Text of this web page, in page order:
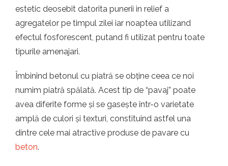
estetic deosebit datorita punerii in relief a
agregatelor pe timpul zilei iar noaptea utilizand
efectul fosforescent, putand fi utilizat pentru toate
tipurile amenajari.
Îmbinînd betonul cu piatră se obține ceea ce noi
numim piatră spălată. Acest tip de “pavaj” poate
avea diferite forme și se gasește într-o varietate
amplă de culori și texturi, constituind astfel una
dintre cele mai atractive produse de pavare cu
beton.